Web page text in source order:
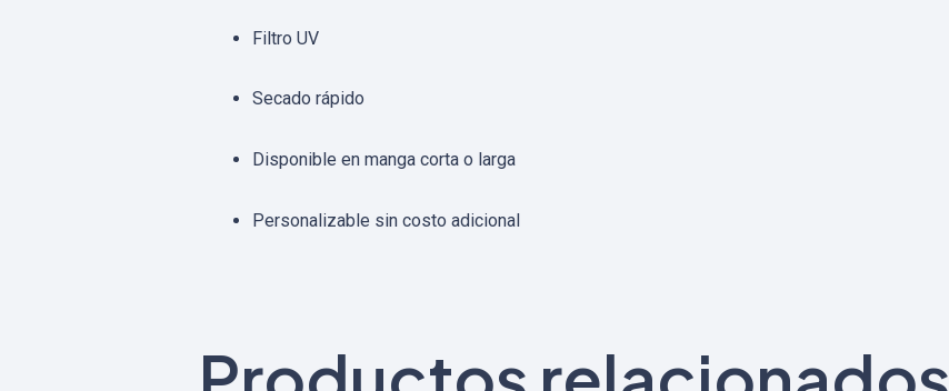
Filtro UV
Secado rápido
Disponible en manga corta o larga
Personalizable sin costo adicional